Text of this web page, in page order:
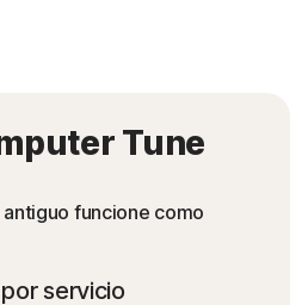
Tune
funcione como
por servicio